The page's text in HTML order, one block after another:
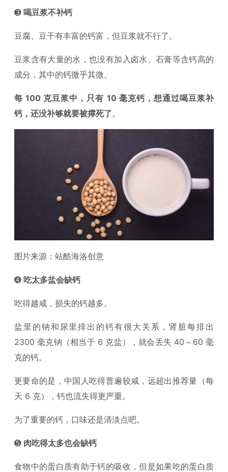
➌ 喝豆浆不补钙
豆腐、豆干有丰富的钙富，但豆浆就不行了。
豆浆含有大量的水，也没有加入卤水、石膏等含钙高的
成分，其中的钙微乎其微。
每 100 克豆浆中，只有 10 毫克钙，想通过喝豆浆补
钙，还没补够就要被撑死了。
图片来源：站酷海洛创意
➍ 吃太多盐会缺钙
吃得越咸，损失的钙越多。
盐里的钠和尿里排出的钙有很大关系，肾脏每排出
2300 毫克钠（相当于 6 克盐），就会丢失 40～60 毫
克的钙。
更要命的是，中国人吃得普遍较咸，远超出推荐量（每
天 6 克），钙也流失得更严重。
为了重要的钙，口味还是清淡点吧。
➎ 肉吃得太多也会缺钙
食物中的蛋白质有助于钙的吸收，但是如果吃的蛋白质